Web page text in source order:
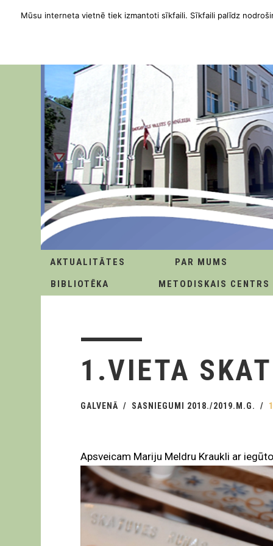
AKTUALITĀTES
PAR MUMS
BIBLIOTĒKA
METODISKAIS CENTRS
1.VIETA
GALVENĀ SASNIEGUMI 2018./2019.M.G.
Apsveicam Mariju Meldru Kraukli ar
Mūsu interneta vietnē tiek izmantoti sīkfaili. Sīkfaili palīdz